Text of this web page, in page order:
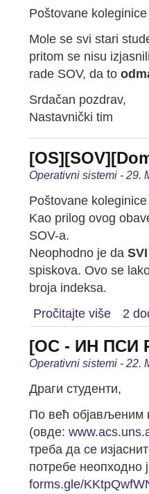
Poštovane
Mole se svi stari
pritom se nisu
rade SOV, da to
Srdačan pozdrav,
Nastavnički tim
Operativni sistemi - 29.
Poštovane
Kao prilog ovog
SOV-a.
Neophodno je da
spiskova. Ovo se
broja indeksa.
Pročitajte više
2
[ОС - ИН ПСИ
Operativni sistemi - 22.
Драги студенти,
По већ објављеним
(овде:
треба да се
потребе неопходно
forms.gle/